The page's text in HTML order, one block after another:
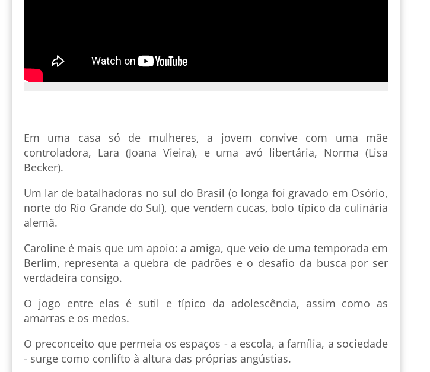
Em uma casa só de mulheres, a jovem convive com uma mãe
controladora, Lara (Joana Vieira), e uma avó libertária, Norma (Lisa
Becker).
Um lar de batalhadoras no sul do Brasil (o longa foi gravado em Osório,
norte do Rio Grande do Sul), que vendem cucas, bolo típico da culinária
alemã.
Caroline é mais que um apoio: a amiga, que veio de uma temporada em
Berlim, representa a quebra de padrões e o desafio da busca por ser
verdadeira consigo.
O jogo entre elas é sutil e típico da adolescência, assim como as
amarras e os medos.
O preconceito que permeia os espaços - a escola, a família, a sociedade
- surge como conlifto à altura das próprias angústias.